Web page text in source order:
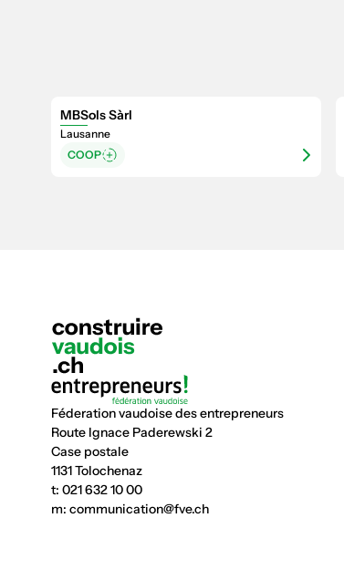
MBSols Sàrl
Lausanne
COOP
Féderation vaudoise des entrepreneurs
Route Ignace Paderewski 2
Case postale
1131 Tolochenaz
t: 021 632 10 00
m: communication@fve.ch